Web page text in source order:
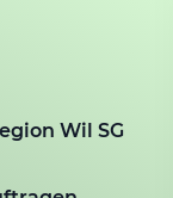
Wil SG